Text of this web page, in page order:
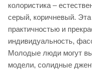
колористика –
серый, коричневый.
практичностью и
индивидуальность,
Молодые люди могут
модели, солидные